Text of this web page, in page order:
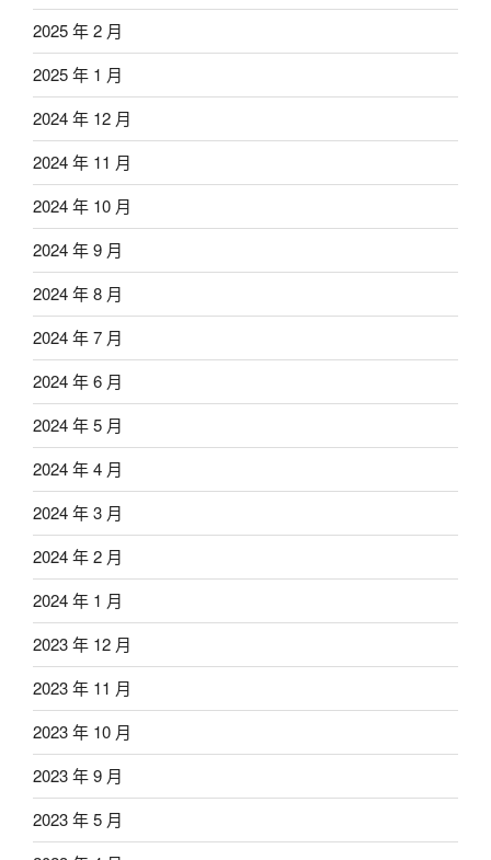
2025 年 2 月
2025 年 1 月
2024 年 12 月
2024 年 11 月
2024 年 10 月
2024 年 9 月
2024 年 8 月
2024 年 7 月
2024 年 6 月
2024 年 5 月
2024 年 4 月
2024 年 3 月
2024 年 2 月
2024 年 1 月
2023 年 12 月
2023 年 11 月
2023 年 10 月
2023 年 9 月
2023 年 5 月